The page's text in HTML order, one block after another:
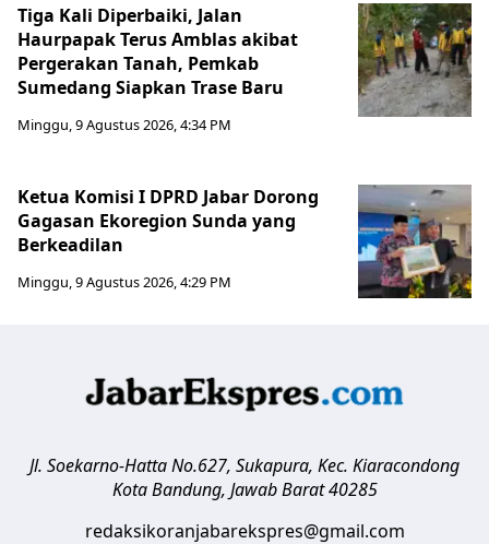
Tiga Kali Diperbaiki, Jalan
Haurpapak Terus Amblas akibat
Pergerakan Tanah, Pemkab
Sumedang Siapkan Trase Baru
Minggu, 9 Agustus 2026, 4:34 PM
Ketua Komisi I DPRD Jabar Dorong
Gagasan Ekoregion Sunda yang
Berkeadilan
Minggu, 9 Agustus 2026, 4:29 PM
Jl. Soekarno-Hatta No.627, Sukapura, Kec. Kiaracondong
Kota Bandung, Jawab Barat 40285
redaksikoranjabarekspres@gmail.com